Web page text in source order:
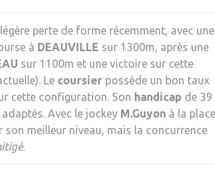
perte de forme récemment, avec une
à DEAUVILLE sur 1300m, après une
sur 1100m et une victoire sur cette
Le coursierpossède un bon taux
cette configuration. Son handicap de 39
Avec le jockey M.Guyonà la place
meilleur niveau, mais la concurrence
.